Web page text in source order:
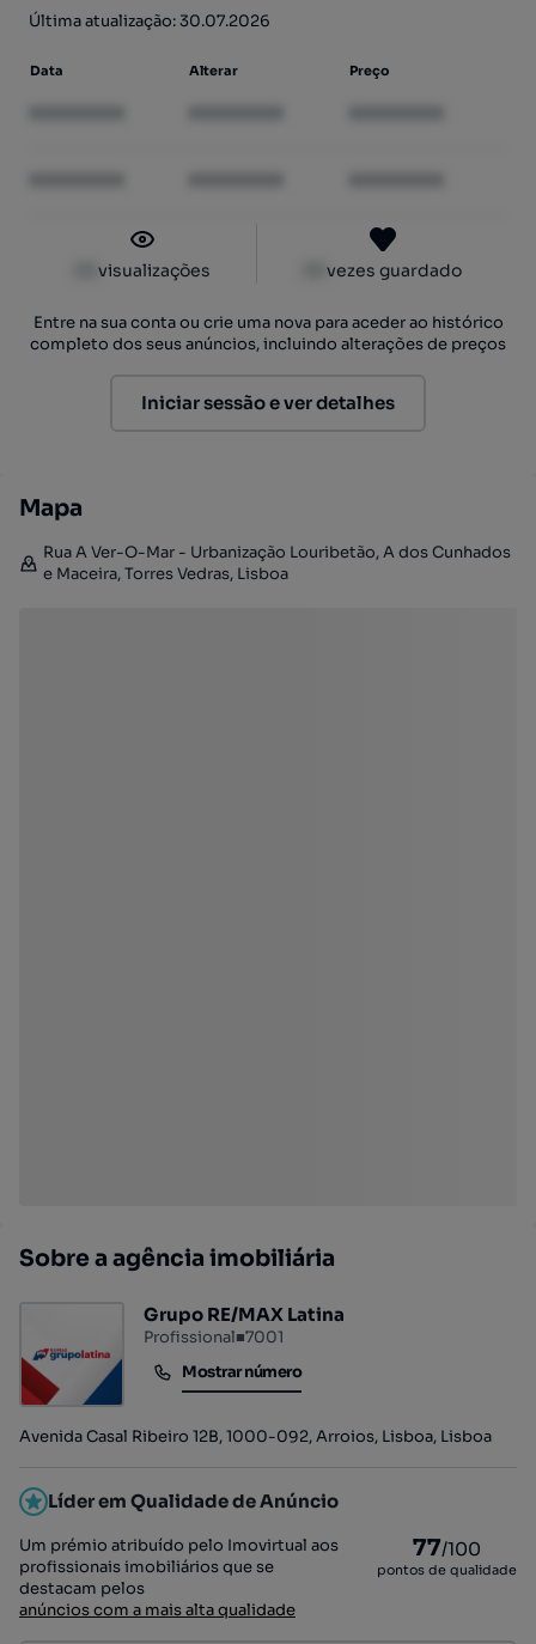
Última atualização: 30.07.2026
Data Alterar Preço
visualizações vezes guardado
Entre na sua conta ou crie uma nova para aceder ao histórico
completo dos seus anúncios, incluindo alterações de preços
Iniciar sessão e ver detalhes
Mapa
Rua A Ver-O-Mar - Urbanização Louribetão, A dos Cunhados
e Maceira, Torres Vedras, Lisboa
Sobre a agência imobiliária
Grupo RE/MAX Latina
Profissional■7001
Mostrar número
Mostrar número
Avenida Casal Ribeiro 12B, 1000-092, Arroios, Lisboa, Lisboa
Líder em Qualidade de Anúncio
Um prémio atribuído pelo Imovirtual aos
profissionais imobiliários que se
destacam pelos
anúncios com a mais alta qualidade
77/100
pontos de qualidade